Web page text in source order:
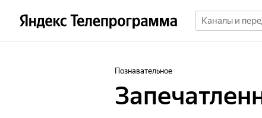
Познавательное